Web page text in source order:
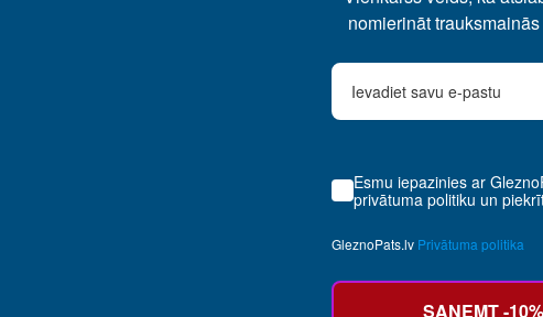
nomierināt
Esmu iepazinies ar
privātuma politiku un
GleznoPats.lv Privātuma politika
SAŅEMT -10%